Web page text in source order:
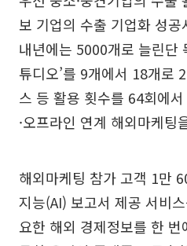
보 기업의 수출 기업화 성
내년에는 5000개로 늘린단
튜디오’를 9개에서 18개로
스 등 활용 횟수를 64회에
·오프라인 연계 해외마케팅
해외마케팅 참가 고객 1만
지능(AI) 보고서 제공 서비
요한 해외 경제정보를 한